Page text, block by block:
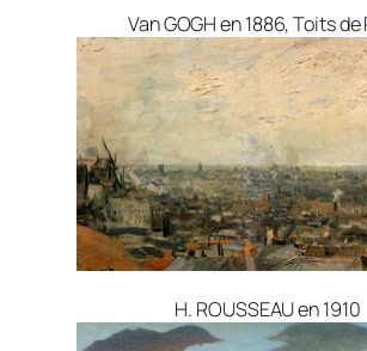
Van GOGH en 1886, Toits
H. ROUSSEAU en 1910